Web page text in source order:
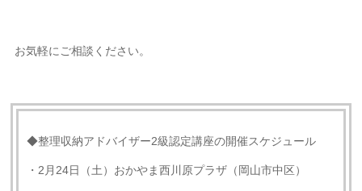
お気軽にご相談ください。
◆整理収納アドバイザー2級認定講座の開催スケジュール
・2月24日（土）おかやま西川原プラザ（岡山市中区）